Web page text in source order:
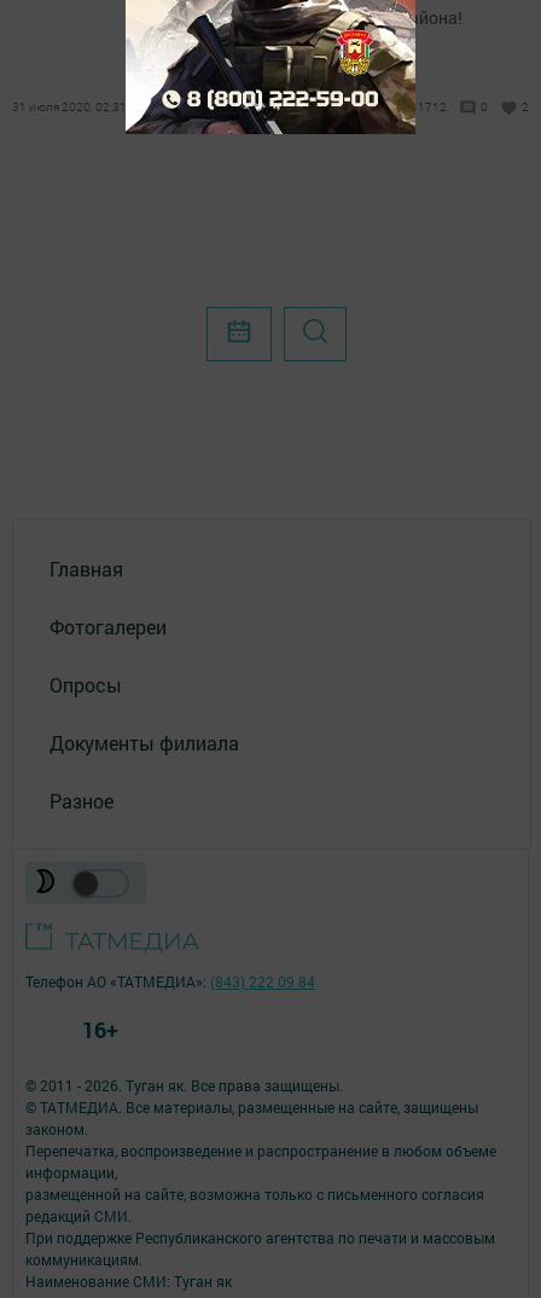
Уважаемые мусульмане района!
31 июля 2020, 02:31 1712 0 2
Главная
Фотогалереи
Опросы
Документы филиала
Разное
© 2011 - 2026. Туган як. Все права защищены.
© ТАТМЕДИА. Все материалы, размещенные на сайте, защищены
законом.
Перепечатка, воспроизведение и распространение в любом объеме
информации,
размещенной на сайте, возможна только с письменного согласия
редакций СМИ.
При поддержке Республиканского агентства по печати и массовым
коммуникациям.
Наименование СМИ: Туган як
Телефон АО «ТАТМЕДИА»: (843) 222 09 84
16+